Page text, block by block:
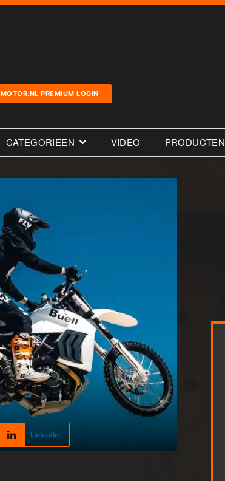
MOTOR.NL PREMIUM LOGIN
CATEGORIEEN VIDEO PRODUCTEN
Linkedin